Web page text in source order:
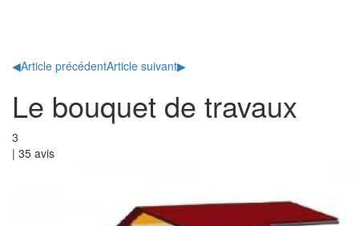
◀Article précédentArticle suivant▶
Le bouquet de travaux
3
| 35 avis